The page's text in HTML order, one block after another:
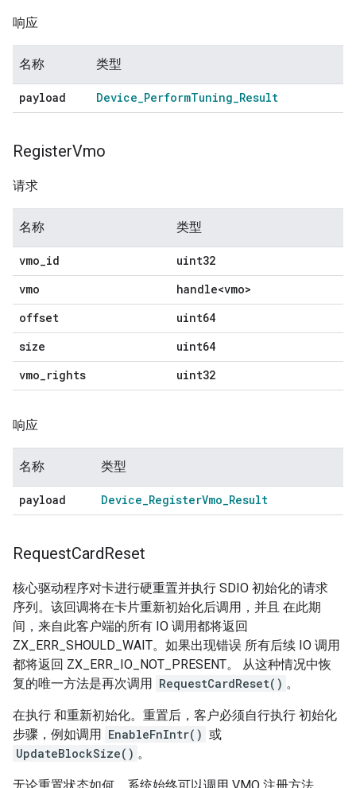
响应
名称 类型
payload Device_PerformTuning_Result
RegisterVmo
请求
名称 类型
vmo_id
uint32
vmo
handle<vmo>
offset
uint64
size
uint64
vmo_rights uint32
响应
名称 类型
payload Device_RegisterVmo_Result
RequestCardReset
核心驱动程序对卡进行硬重置并执行 SDIO 初始化的请求
序列。该回调将在卡片重新初始化后调用，并且 在此期
间，来自此客户端的所有 IO 调用都将返回
ZX_ERR_SHOULD_WAIT。如果出现错误 所有后续 IO 调用
都将返回 ZX_ERR_IO_NOT_PRESENT。 从这种情况中恢
复的唯一方法是再次调用 RequestCardReset() 。
在执行 和重新初始化。重置后，客户必须自行执行 初始化
步骤，例如调用 EnableFnIntr() 或
UpdateBlockSize() 。